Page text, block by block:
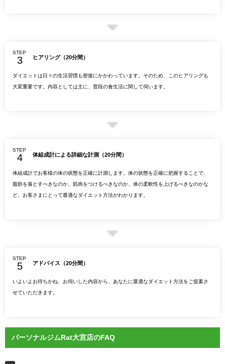
STEP
ヒアリング（20分間）
ダイエットは日々の生活習慣も密接にかかわっています。そのため、このヒアリングも
大変重要です。内容としては主に、普段の食生活に関して伺います。
STEP
体組成計による詳細な計測（20分間）
体組成計でお客様の体の状態を正確に計測します。体の状態を正確に把握することで、
脂肪を落とすべきなのか、筋肉をつけるべきなのか、体の柔軟性を上げるべきなのかな
ど、お客さまにとって最適なダイエット方法がわかります。
STEP
アドバイス（20分間）
いよいよお待ちかね、お伺いした内容から、あなたに最適なダイエット方法をご提案さ
せていただきます。
パーソナルジムRat大宮店のFAQ